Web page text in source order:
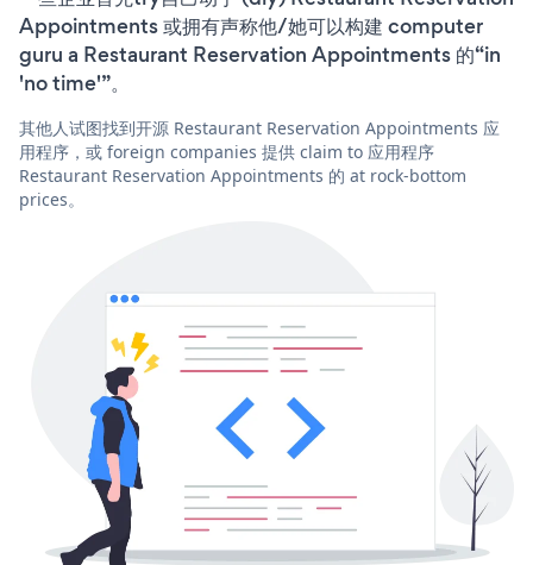
Appointments 或拥有声称他/她可以构建 computer
guru a Restaurant Reservation Appointments 的“in
'no time'”。
其他人试图找到开源 Restaurant Reservation Appointments 应
用程序，或 foreign companies 提供 claim to 应用程序
Restaurant Reservation Appointments 的 at rock-bottom
prices。